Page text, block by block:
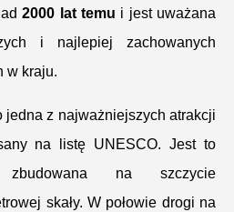
2000 lat temu i jest uważana
i najlepiej zachowanych
w kraju.
jedna z najważniejszych atrakcji
na listę UNESCO. Jest to
zbudowana na szczycie
skały. W połowie drogi na